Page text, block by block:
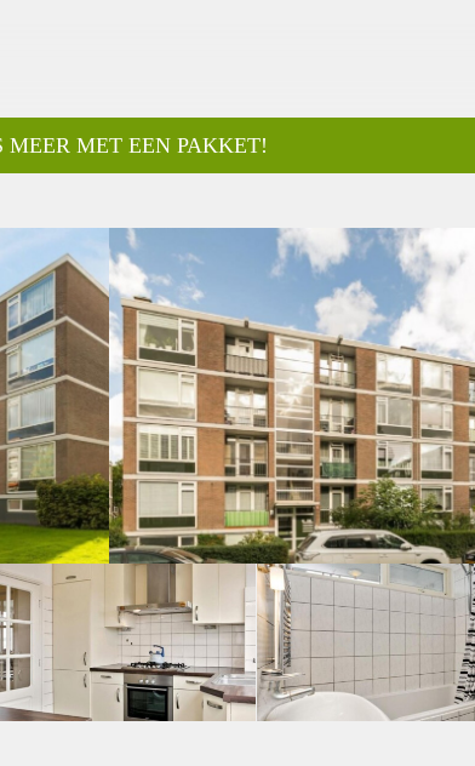
MEER MET EEN PAKKET!